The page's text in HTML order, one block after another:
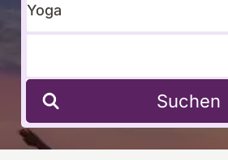
Suchen